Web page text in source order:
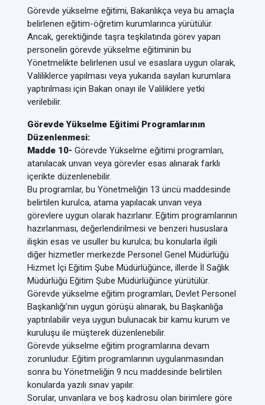
Görevde yükselme eğitimi, Bakanlıkça veya bu amaçla
belirlenen eğitim-öğretim kurumlarınca yürütülür.
Ancak, gerektiğinde taşra teşkilatında görev yapan
personelin görevde yükselme eğitiminin bu
Yönetmelikte belirlenen usul ve esaslara uygun olarak,
Valiliklerce yapılması veya yukarıda sayılan kurumlara
yaptırılması için Bakan onayı ile Valiliklere yetki
verilebilir.
Görevde Yükselme Eğitimi Programlarının
Düzenlenmesi:
Madde 10- Görevde Yükselme eğitimi programları,
atanılacak unvan veya görevler esas alınarak farklı
içerikte düzenlenebilir.
Bu programlar, bu Yönetmeliğin 13 üncü maddesinde
belirtilen kurulca, atama yapılacak unvan veya
görevlere uygun olarak hazırlanır. Eğitim programlarının
hazırlanması, değerlendirilmesi ve benzeri hususlara
ilişkin esas ve usuller bu kurulca; bu konularla ilgili
diğer hizmetler merkezde Personel Genel Müdürlüğü
Hizmet İçi Eğitim Şube Müdürlüğünce, illerde İl Sağlık
Müdürlüğü Eğitim Şube Müdürlüğünce yürütülür.
Görevde yükselme eğitim programları, Devlet Personel
Başkanlığı’nın uygun görüşü alınarak, bu Başkanlığa
yaptırılabilir veya uygun bulunacak bir kamu kurum ve
kuruluşu ile müşterek düzenlenebilir.
Görevde yükselme eğitim programlarına devam
zorunludur. Eğitim programlarının uygulanmasından
sonra bu Yönetmeliğin 9 ncu maddesinde belirtilen
konularda yazılı sınav yapılır.
Sorular, unvanlara ve boş kadrosu olan birimlere göre